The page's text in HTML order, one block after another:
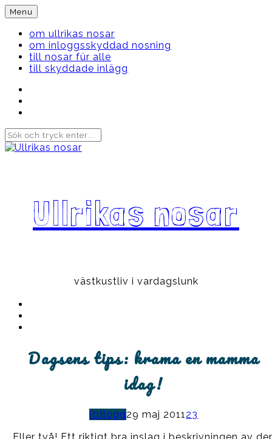
Skip
to
content
Menu
om ullrikas nosar
om inloggsskyddad nosning
till nosar für alle
till skyddade inlägg
Ullrikas nosar
västkustliv i vardagslunk
Dagsens tips: krama en mamma
idag!
(b)logg29 maj 201123